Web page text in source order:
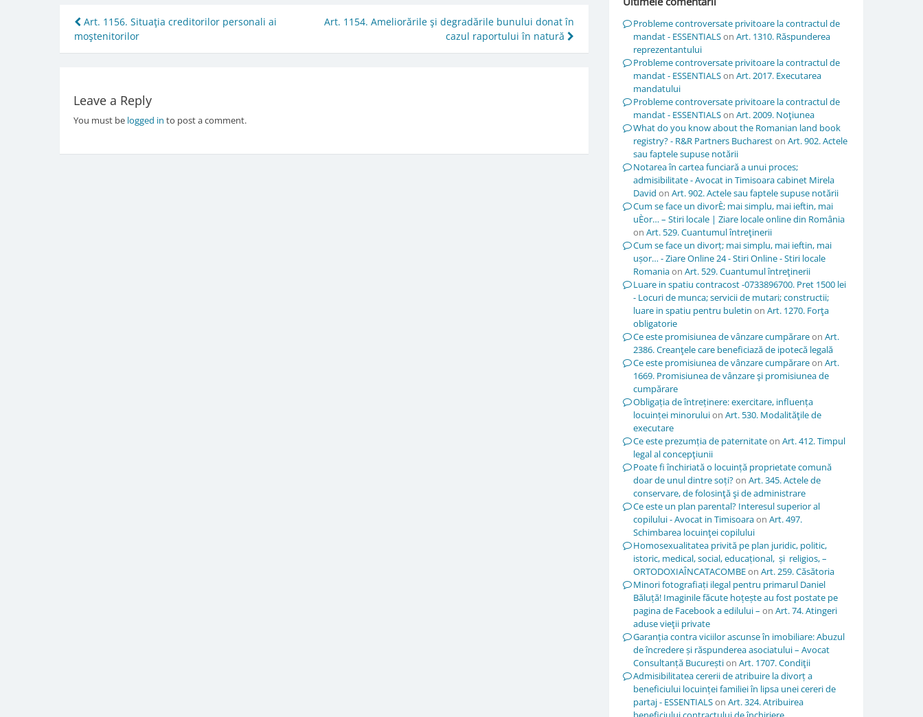
Post
navigation
Art. 1156. Situaţia creditorilor personali ai
moştenitorilor
Art. 1154. Ameliorările şi degradările bunului donat în
cazul raportului în natură
Leave a Reply
You must be logged in to post a comment.
Probleme controversate privitoare la contractul de
mandat - ESSENTIALSon Art. 1310. Răspunderea
reprezentantului
Probleme controversate privitoare la contractul de
mandat - ESSENTIALSon Art. 2017. Executarea
mandatului
Probleme controversate privitoare la contractul de
mandat - ESSENTIALSon Art. 2009. Noţiunea
What do you know about the Romanian land book
registry? - R&R Partners Buchareston Art. 902. Actele
sau faptele supuse notării
Notarea în cartea funciară a unui proces;
admisibilitate - Avocat in Timisoara cabinet Mirela
David on Art. 902. Actele sau faptele supuse notării
Cum se face un divorÈ; mai simplu, mai ieftin, mai
uÈor… – Stiri locale | Ziare locale online din România
on Art. 529. Cuantumul întreţinerii
Cum se face un divorț; mai simplu, mai ieftin, mai
ușor… - Ziare Online 24 - Stiri Online - Stiri locale
Romaniaon Art. 529. Cuantumul întreţinerii
Luare in spatiu contracost -0733896700. Pret 1500 lei
- Locuri de munca; servicii de mutari; constructii;
luare in spatiu pentru buletin on Art. 1270. Forţa
obligatorie
Ce este promisiunea de vânzare cumpărareon Art.
2386. Creanţele care beneficiază de ipotecă legală
Ce este promisiunea de vânzare cumpărareon Art.
1669. Promisiunea de vânzare şi promisiunea de
cumpărare
Obligația de întreținere: exercitare, influența
locuinței minoruluion Art. 530. Modalităţile de
executare
Ce este prezumția de paternitateon Art. 412. Timpul
legal al concepţiunii
Poate fi închiriată o locuință proprietate comună
doar de unul dintre soți?on Art. 345. Actele de
conservare, de folosinţă şi de administrare
Ce este un plan parental? Interesul superior al
copilului - Avocat in Timisoaraon Art. 497.
Schimbarea locuinţei copilului
Homosexualitatea privită pe plan juridic, politic,
istoric, medical, social, educațional, și religios, –
ORTODOXIAÎNCATACOMBEon Art. 259. Căsătoria
Minori fotografiați ilegal pentru primarul Daniel
Băluță! Imaginile făcute hoțește au fost postate pe
pagina de Facebook a edilului – on Art. 74. Atingeri
aduse vieţii private
Garanția contra viciilor ascunse în imobiliare: Abuzul
de încredere și răspunderea asociatului – Avocat
Consultanță Bucureștion Art. 1707. Condiţii
Admisibilitatea cererii de atribuire la divorț a
beneficiului locuinței familiei în lipsa unei cereri de
partaj - ESSENTIALSon Art. 324. Atribuirea